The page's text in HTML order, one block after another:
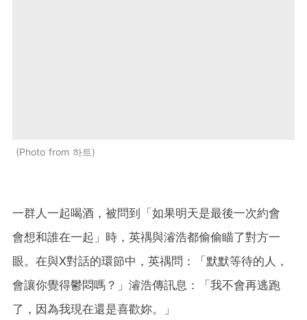
Photo from 하트
一群人一起喝酒，被問到「如果明天是最後一次約會
會想和誰在一起」時，英禑與濬浩都偷偷瞄了對方一
眼。在與X對話的環節中，英禑問：「默默等待的人，
會讓你覺得鬱悶嗎？」濬浩傳訊息：「我不會再逃跑
了，因為我現在還是喜歡妳。」